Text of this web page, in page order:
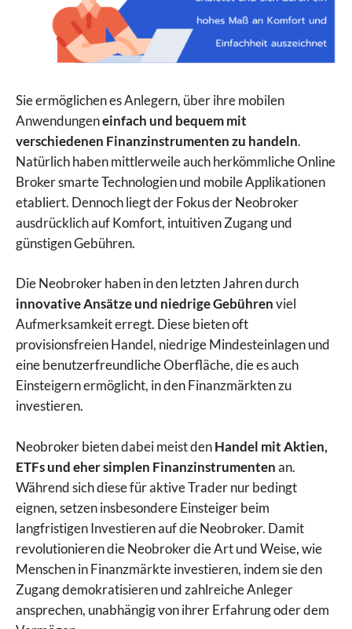
Sie ermöglichen es Anlegern, über ihre mobilen
Anwendungeneinfach und bequem mit
verschiedenen Finanzinstrumenten zu handeln.
Natürlich haben mittlerweile auch herkömmliche Online
Broker smarte Technologien und mobile Applikationen
etabliert. Dennoch liegt der Fokus der Neobroker
ausdrücklich auf Komfort, intuitiven Zugang und
günstigen Gebühren.
Die Neobroker haben in den letzten Jahren durch
innovative Ansätze und niedrige Gebührenviel
Aufmerksamkeit erregt. Diese bieten oft
provisionsfreien Handel, niedrige Mindesteinlagen und
eine benutzerfreundliche Oberfläche, die es auch
Einsteigern ermöglicht, in den Finanzmärkten zu
investieren.
Neobroker bieten dabei meist denHandel mit Aktien,
ETFs und eher simplen Finanzinstrumentenan.
Während sich diese für aktive Trader nur bedingt
eignen, setzen insbesondere Einsteiger beim
langfristigen Investieren auf die Neobroker. Damit
revolutionieren die Neobroker die Art und Weise, wie
Menschen in Finanzmärkte investieren, indem sie den
Zugang demokratisieren und zahlreiche Anleger
ansprechen, unabhängig von ihrer Erfahrung oder dem